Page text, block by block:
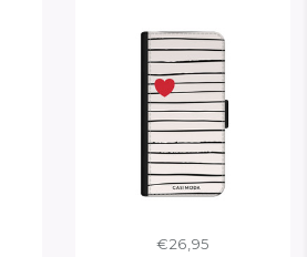
€26,95